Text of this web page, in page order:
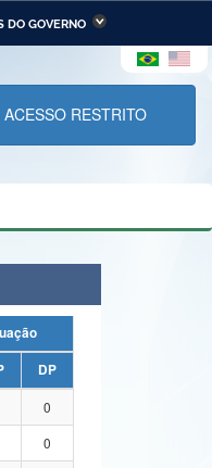
DO GOVERNO
e
ACESSO RESTRITO
DP
0
0